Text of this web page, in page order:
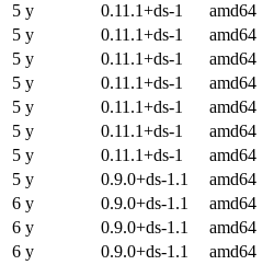
5 y
0.11.1+ds-1 amd64
5 y
0.11.1+ds-1 amd64
5 y
0.11.1+ds-1 amd64
5 y
0.11.1+ds-1 amd64
5 y
0.11.1+ds-1 amd64
5 y
0.11.1+ds-1 amd64
5 y
0.11.1+ds-1 amd64
5 y
0.9.0+ds-1.1 amd64
6 y
0.9.0+ds-1.1 amd64
6 y
0.9.0+ds-1.1 amd64
6 y
0.9.0+ds-1.1 amd64